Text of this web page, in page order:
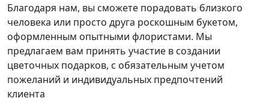
Благодаря нам, вы сможете порадовать близкого
человека или просто друга роскошным букетом,
оформленным опытными флористами. Мы
предлагаем вам принять участие в создании
цветочных подарков, с обязательным учетом
пожеланий и индивидуальных предпочтений
клиента